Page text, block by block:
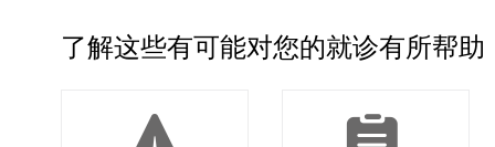
了解这些有可能对您的就诊有所帮助